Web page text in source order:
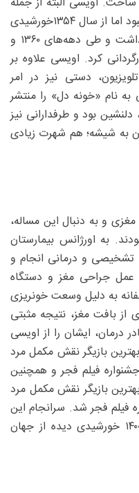
کارگردان‌های برجسته سینمای ایران نبود اما از سال ۱۳۵۴خورشیدی
دستی در ساخت مستندهای علمی داشت و طی دهه‌های ۱۳۶۰ و
کرد. اویسی علاوه بر
دستی نیز در امر
نام «خونه دل» را منتشر
بود و طرفدارانی نیز
به شیشه؛ هم شهرت زیادی
و به دنبال این مساله،
به اورژانس بیمارستان
تشخیصی و درمانی انجام و
جراحی مغز و دستگاه
به دلیل وسعت خونریزی
بافت مغز، نتیجه مثبتی
ایشان را از اویسی
بهترین بازیگر نقش مکمل مرد
فیلم ناخدا خورشید در دوره ۵ جشنواره فیلم فجر و همچنین
بهترین بازیگر نقش مکمل مرد
فیلم فجر شد. سرانجام این
هنرمند محبوب و توانا در ۱۳ مهر ۱۴۰۰ خورشیدی دیده از جهان